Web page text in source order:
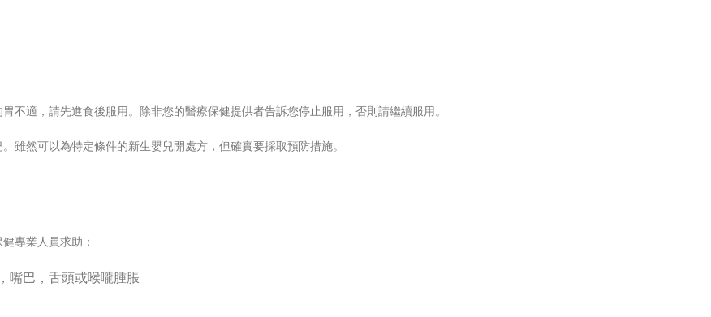
不適，請先進食後服用。除非您的醫療保健提供者告訴您停止服用，否則請繼續服用。
雖然可以為特定條件的新生嬰兒開處方，但確實要採取預防措施。
專業人員求助：
嘴巴，舌頭或喉嚨腫脹